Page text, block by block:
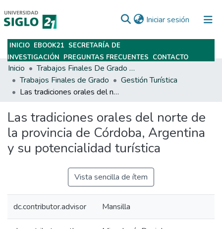
Iniciar sesión (current)
Subir
INICIO EBOOK21 SECRETARÍA DE
INVESTIGACIÓN PREGUNTAS FRECUENTES CONTACTO
Inicio
Trabajos Finales De Grado Y Posgrado
Trabajos Finales de Grado
Gestión Turística
Las tradiciones orales del norte de la provincia de Córdoba, Argentina y su potencialidad turística
Las tradiciones orales del norte de
la provincia de Córdoba, Argentina
y su potencialidad turística
Vista sencilla de ítem
dc.contributor.advisor Mansilla